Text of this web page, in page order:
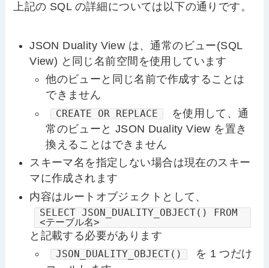
上記の SQL の詳細については以下の通りです。
JSON Duality View は、通常のビュー(SQL
View) と同じ名前空間を使用しています
他のビューと同じ名前で作成することは
できません
CREATE OR REPLACE
を使用して、通
常のビューと JSON Duality View を置き
換えることはできません
スキーマ名を指定しない場合は現在のスキー
マに作成されます
内容はルートオブジェクトとして、
SELECT JSON_DUALITY_OBJECT() FROM
<テーブル名>
と記載する必要があります
JSON_DUALITY_OBJECT()
を 1 つだけ